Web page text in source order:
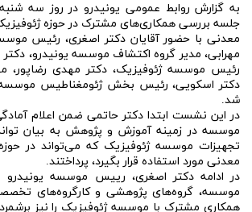
جلسه بررسی همکاری‌های مشترک در حوزه
معدنی با حضور آقایان دکتر اصغری، رئیس
مهرابی، مدیر گروه اکتشاف موسسه یونیدرو،
رئیس موسسه ژئوفیزیک، دکتر مهدی رضاپور،
دکتر اسکویی، رئیس بخش ژئومغناطیس موسسه
شد.
در این نشست ابتدا دکتر حاتمی ضمن اعلام
موسسه در زمینه آموزش و پژوهش به بیان
تجهیزات موسسه ژئوفیزیک که می‌تواند در
معدنی مورد استفاده قرار بگیرد، پرداختند.
در ادامه دکتر اصغری، رییس موسسه
موسسه، گروه‌های پژوهشی و کارگروه‌های
همکاری مشترک با موسسه ژئوفیزیک را نیز